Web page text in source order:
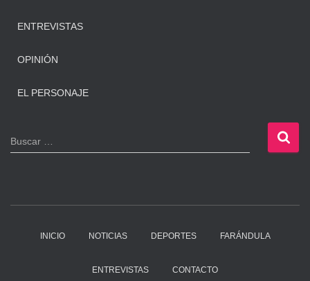
ENTREVISTAS
OPINIÓN
EL PERSONAJE
B
u
Buscar …
INICIO NOTICIAS DEPORTES FARÁNDULA
ENTREVISTAS CONTACTO